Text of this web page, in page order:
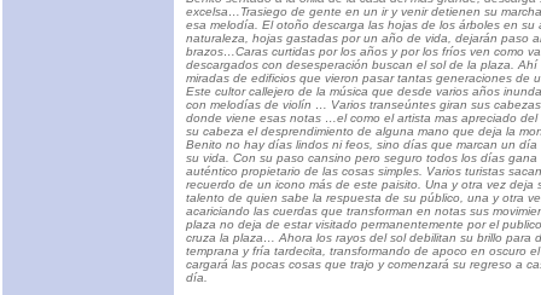
excelsa…Trasiego de gente en un ir y venir detienen su
esa melodía. El otoño descarga las hojas de los árboles en su
naturaleza, hojas gastadas por un año de vida, dejarán paso
brazos…Caras curtidas por los años y por los fríos ven como
descargados con desesperación buscan el sol de la plaza.
miradas de edificios que vieron pasar tantas generaciones de
Este cultor callejero de la música que desde varios años
con melodías de violín … Varios transeúntes giran sus
donde viene esas notas …el como el artista mas apreciado
su cabeza el desprendimiento de alguna mano que deja la
Benito no hay días lindos ni feos, sino días que marcan un día
su vida. Con su paso cansino pero seguro todos los días gana
auténtico propietario de las cosas simples. Varios turistas
recuerdo de un icono más de este paisito. Una y otra vez deja
talento de quien sabe la respuesta de su público, una y otra
acariciando las cuerdas que transforman en notas sus
plaza no deja de estar visitado permanentemente por el
cruza la plaza… Ahora los rayos del sol debilitan su brillo para
temprana y fría tardecita, transformando de apoco en oscuro
cargará las pocas cosas que trajo y comenzará su regreso a
día.